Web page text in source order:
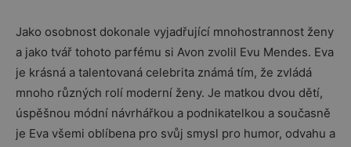
Jako osobnost dokonale vyjadřující mnohostrannost ženy
a jako tvář tohoto parfému si Avon zvolil Evu Mendes. Eva
je krásná a talentovaná celebrita známá tím, že zvládá
mnoho různých rolí moderní ženy. Je matkou dvou dětí,
úspěšnou módní návrhářkou a podnikatelkou a současně
je Eva všemi oblíbena pro svůj smysl pro humor, odvahu a